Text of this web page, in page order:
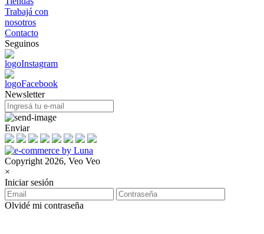
Trabajá con
nosotros
Contacto
Seguinos
Newsletter
Enviar
Copyright 2026, Veo Veo
×
Iniciar sesión
Olvidé mi contraseña